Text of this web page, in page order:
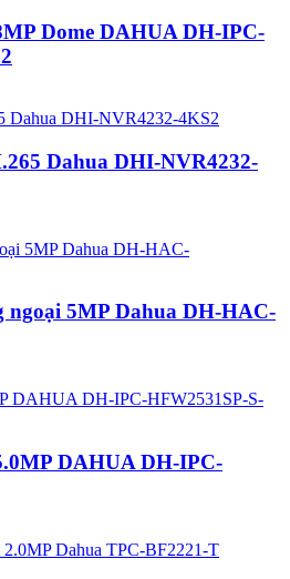
Dome DAHUA DH-IPC-
Dahua DHI-NVR4232-
ngoại 5MP Dahua DH-HAC-
DAHUA DH-IPC-